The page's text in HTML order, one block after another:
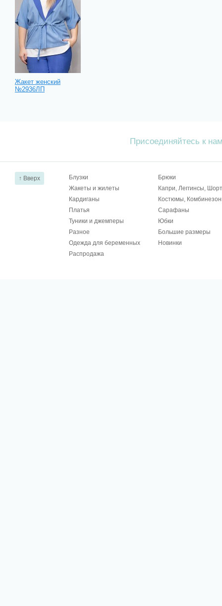
Жакет женский
№2936ЛП
Присоединяйтесь к
↑ Вверх Блузки
Брюки
Жакеты и жилеты
Капри, Леггинсы,
Кардиганы
Костюмы,
Платья
Сарафаны
Туники и джемперы
Юбки
Разное
Большие размеры
Одежда для беременных
Новинки
Распродажа